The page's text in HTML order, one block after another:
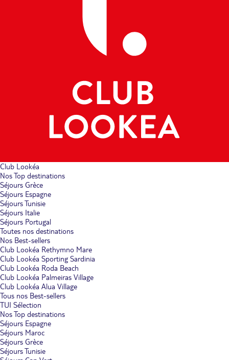
Club Lookéa
Nos Top destinations
Séjours Grèce
Séjours Espagne
Séjours Tunisie
Séjours Italie
Séjours Portugal
Toutes nos destinations
Nos Best-sellers
Club Lookéa Rethymno Mare
Club Lookéa Sporting Sardinia
Club Lookéa Roda Beach
Club Lookéa Palmeiras Village
Club Lookéa Alua Village
Tous nos Best-sellers
TUI Sélection
Nos Top destinations
Séjours Espagne
Séjours Maroc
Séjours Grèce
Séjours Tunisie